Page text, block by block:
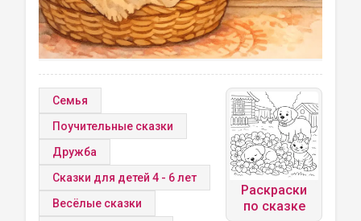
Семья
Поучительные сказки
Дружба
Сказки для детей 4 - 6 лет
Весёлые сказки
Раскраски
по сказке